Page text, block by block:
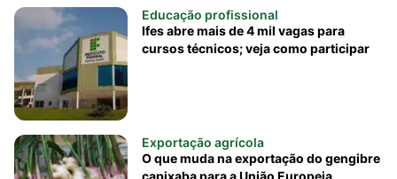
Educação profissional
Ifes abre mais de 4 mil vagas para
cursos técnicos; veja como participar
Exportação agrícola
O que muda na exportação do gengibre